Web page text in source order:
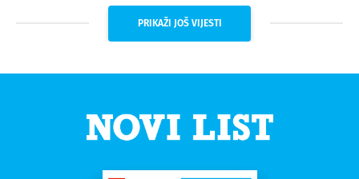
PRIKAŽI JOŠ VIJESTI